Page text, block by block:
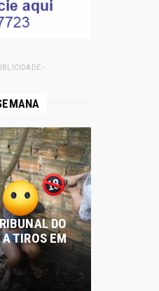
-
DO
TIROS EM